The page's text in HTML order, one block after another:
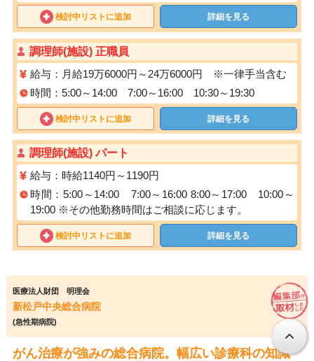
検討中リストに追加 詳細を見る
調理師(施設) 正職員
給与：月給19万6000円～24万6000円 ※一律手当含む
時間：5:00～14:00 7:00～16:00 10:30～19:30
検討中リストに追加 詳細を見る
調理師(施設) パート
給与：時給1140円～1190円
時間：5:00～14:00 7:00～16:00 8:00～17:00 10:00～
19:00 ※その他勤務時間はご相談に応じます。
検討中リストに追加 詳細を見る
医療法人財団 明理会
新松戸中央総合病院
(急性期病院)
がん治療が強みの総合病院。幅広い診療科の知識